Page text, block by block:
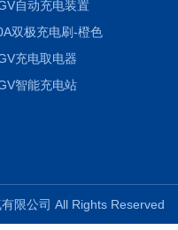
自动充电装置
双极充电刷-橙色
充电取电器
智能充电站
有限公司 All Rights